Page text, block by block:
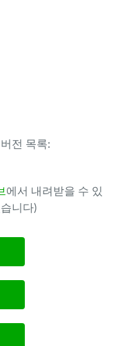
버전 목록:
에서 내려받을 수 있
니다)